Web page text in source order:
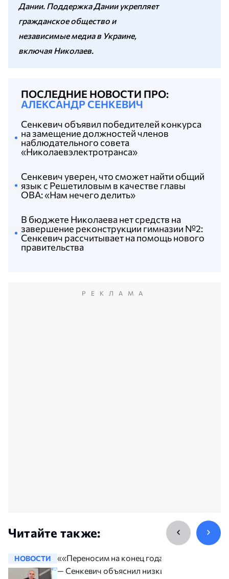
Дании. Поддержка Дании укрепляет
гражданское общество и
независимые медиа в Украине,
включая Николаев.
ПОСЛЕДНИЕ НОВОСТИ ПРО:
АЛЕКСАНДР СЕНКЕВИЧ
В бюджете Николаева нет средств на
завершение реконструкции гимназии №2:
Сенкевич рассчитывает на помощь нового
правительства
Сенкевич уверен, что сможет найти общий
язык с Решетиловым в качестве главы
ОВА: «Нам нечего делить»
Сенкевич объявил победителей конкурса
на замещение должностей членов
наблюдательного совета
«Николаевэлектротранса»
РЕКЛАМА
Читайте также:
НОВОСТИ
««Переносим на конец года»»,
— Сенкевич объяснил низкие